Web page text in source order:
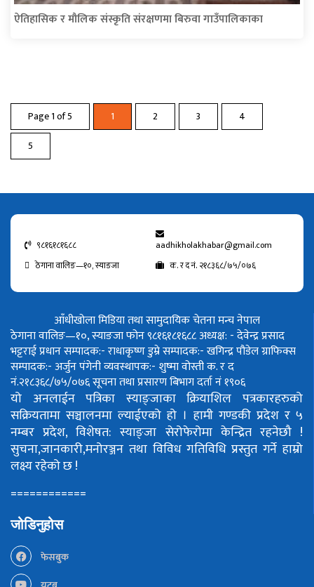
ऐतिहासिक र मौलिक संस्कृति संरक्षणमा बिरुवा गाउँपालिकाका
Page 1 of 5 1 2 3
4
5
९८१६१८१६८८
aadhikholakhabar@gmail.com
ठेगाना वालिङ—१०, स्याङजा
क. र द नं. २१८३६८/७५/०७६
आँधीखोला मिडिया तथा सामुदायिक चेतना मन्च नेपाल
ठेगाना वालिङ—१०, स्याङजा फोन ९८१६१८१६८८अध्यक्ष: - देवेन्द्र प्रसाद
भट्टराईप्रधान सम्पादक:- राधाकृष्ण डुम्रेसम्पादक:- खगिन्द्र पौडेलग्राफिक्स
सम्पादक:- अर्जुन पंगेनीव्यवस्थापक:- शुष्मा वोस्तीक. र द
नं.२१८३६८/७५/०७६सूचना तथा प्रसारण बिभाग दर्ता नं १९०६
यो अनलाईन पत्रिका स्याङ्जाका क्रियाशिल पत्रकारहरुको
सक्रियतामा सञ्चालनमा ल्याईएको हो । हामी गण्डकी प्रदेश र ५
नम्बर प्रदेश, विशेषत: स्याङ्जा सेरोफेरोमा केन्द्रित रहनेछौ !
सुचना,जानकारी,मनोरञ्जन तथा विविध गतिविधि प्रस्तुत गर्ने हाम्रो
लक्ष्य रहेको छ !
============
जोडिनुहोस
फेसबुक